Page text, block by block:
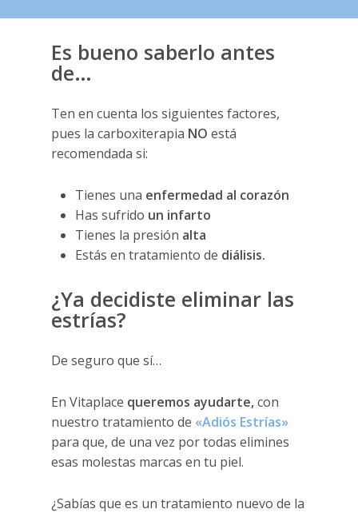
Es bueno saberlo antes
de…
Ten en cuenta los siguientes factores,
pues la carboxiterapia NOestá
recomendada si:
Tienes una enfermedad al corazón
Has sufrido un infarto
Tienes la presión alta
Estás en tratamiento de diálisis.
¿Ya decidiste eliminar las
estrías?
De seguro que sí…
En Vitaplace queremos ayudarte,con
nuestro tratamiento de «Adiós Estrías»
para que, de una vez por todas elimines
esas molestas marcas en tu piel.
¿Sabías que es un tratamiento nuevo de la